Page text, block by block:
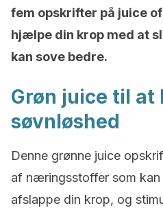
fem opskrifter på juice
hjælpe din krop med at
kan sove bedre.
Grøn juice til
søvnløshed
Denne grønne juice
af næringsstoffer som
afslappe din krop, og